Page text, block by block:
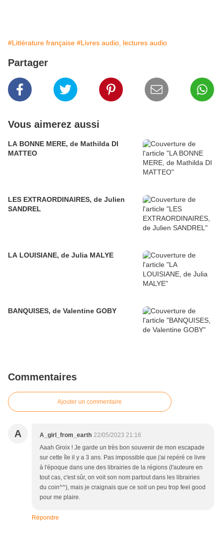
#Littérature française #Livres audio, lectures audio
Partager
Vous aimerez aussi
LA BONNE MERE, de Mathilda DI
MATTEO
LES EXTRAORDINAIRES, de Julien
SANDREL
LA LOUISIANE, de Julia MALYE
BANQUISES, de Valentine GOBY
Commentaires
Ajouter un commentaire
A A_girl_from_earth 22/05/2023 21:16
Aaah Groix ! Je garde un très bon souvenir de mon escapade
sur cette île il y a 3 ans. Pas impossible que j'ai repéré ce livre
à l'époque dans une des librairies de la régions (l'auteure en
tout cas, c'est sûr, on voit son nom partout dans les librairies
du coin^^), mais je craignais que ce soit un peu trop feel good
pour me plaire.
Répondre